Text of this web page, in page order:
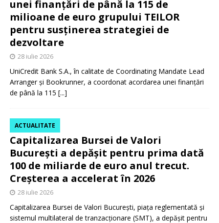
unei finanțări de până la 115 de
milioane de euro grupului TEILOR
pentru susținerea strategiei de
dezvoltare
28 iulie 2026
UniCredit Bank S.A., în calitate de Coordinating Mandate Lead
Arranger și Bookrunner, a coordonat acordarea unei finanțări
de până la 115 [...]
Capitalizarea Bursei de Valori
București a depășit pentru prima dată
100 de miliarde de euro anul trecut.
Creșterea a accelerat în 2026
ACTUALITATE
28 iulie 2026
Capitalizarea Bursei de Valori București, piața reglementată și
sistemul multilateral de tranzacționare (SMT), a depășit pentru